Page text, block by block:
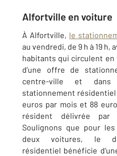
Alfortville en voiture
À Alfortville, le
au vendredi, de 9 h à 19 h,
habitants qui circulent
d’une offre de
centre-ville et dans
stationnement résidentiel
euros par mois et 88
résident délivrée par
Soulignons que pour
deux voitures, le
résidentiel bénéficie